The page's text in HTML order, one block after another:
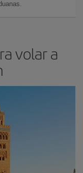
volar a